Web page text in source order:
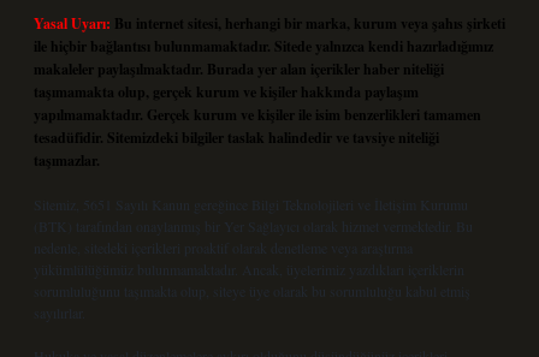
Yasal Uyarı: Bu internet sitesi, herhangi bir marka, kurum veya şahıs şirketi
ile hiçbir bağlantısı bulunmamaktadır. Sitede yalnızca kendi hazırladığımız
makaleler paylaşılmaktadır. Burada yer alan içerikler haber niteliği
taşımamakta olup, gerçek kurum ve kişiler hakkında paylaşım
yapılmamaktadır. Gerçek kurum ve kişiler ile isim benzerlikleri tamamen
tesadüfidir. Sitemizdeki bilgiler taslak halindedir ve tavsiye niteliği
taşımazlar.
Sitemiz, 5651 Sayılı Kanun gereğince Bilgi Teknolojileri ve İletişim Kurumu
(BTK) tarafından onaylanmış bir Yer Sağlayıcı olarak hizmet vermektedir. Bu
nedenle, sitedeki içerikleri proaktif olarak denetleme veya araştırma
yükümlülüğümüz bulunmamaktadır. Ancak, üyelerimiz yazdıkları içeriklerin
sorumluluğunu taşımakta olup, siteye üye olarak bu sorumluluğu kabul etmiş
sayılırlar.